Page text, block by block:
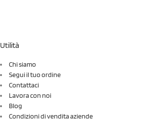
Utilità
Chi siamo
Segui il tuo ordine
Contattaci
Lavora con noi
Blog
Condizioni di vendita aziende